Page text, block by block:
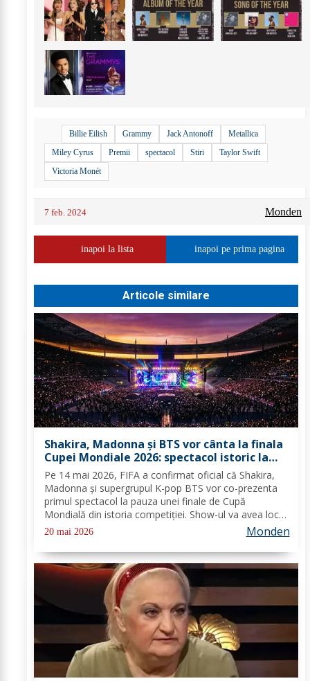
Billie Eilish Grammy Jack Antonoff
Metallica
Miley Cyrus
Premii spectacol Stiri
Taylor Swift
Victoria Monét
7 feb. 2024 Monden
inapoi la lista inapoi pe prima pagina
Articole similare
Shakira, Madonna și BTS vor cânta la finala
Cupei Mondiale 2026: spectacol istoric la
MetLife
Pe 14 mai 2026, FIFA a confirmat oficial că Shakira,
Madonna și supergrupul K-pop BTS vor co-prezenta
primul spectacol la pauza unei finale de Cupă
Mondială din istoria competiției. Show-ul va avea loc
pe 19 iulie 2026 la MetLife Stadium din New Jersey
20 mai 2026 Monden